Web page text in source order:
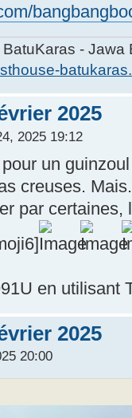
- Jawa
2025
2025 19:12
un
creuses.
par
en utilisant
2025
20:00